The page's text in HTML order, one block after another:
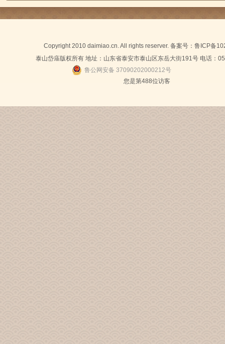
Copyright 2010 daimiao.cn. All rights reserver. 备案号： 鲁ICP备
泰山岱庙版权所有 地址：山东省泰安市泰山区东岳大街191号 电话：
鲁公网安备 37090202000212号
您是第488位访客